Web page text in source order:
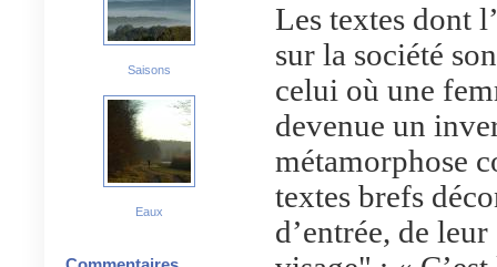
Saisons
Eaux
Les textes dont
sur la société
celui où une
devenue un
métamorphose
textes brefs
d’entrée, de